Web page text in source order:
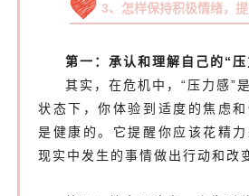
3、 怎样保持积极情绪，
第一：承认和理解自己的“压
其实，在危机中，“压力感”
状态下，你体验到适度的焦虑
是健康的。它提醒你应该花精
现实中发生的事情做出行动和改